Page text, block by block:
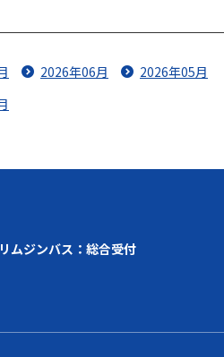
2026年06月
2026年05月
ムジンバス：総合受付